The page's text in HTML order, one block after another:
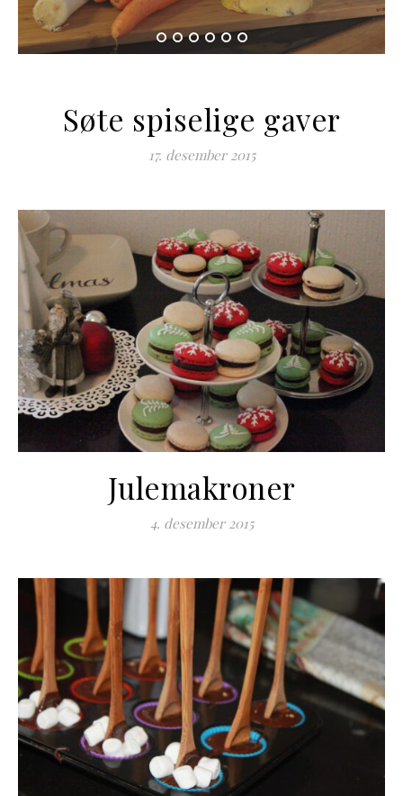
Søte spiselige gaver
17. desember 2015
Julemakroner
4. desember 2015